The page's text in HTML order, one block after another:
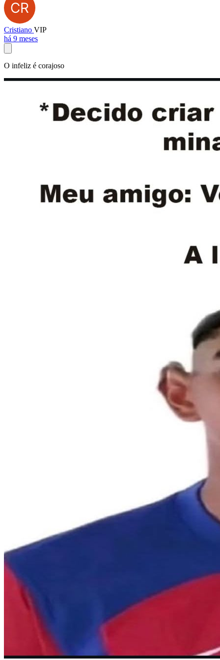
Cristiano VIP
há 9 meses
O infeliz é corajoso